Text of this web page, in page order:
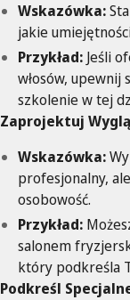
Wskazówka:
jakie
Przykład: Jeśli
włosów, upewnij
szkolenie w tej
Zaprojektuj
Wskazówka:
profesjonalny,
osobowość.
Przykład:
salonem
który podkreśla
Podkreśl